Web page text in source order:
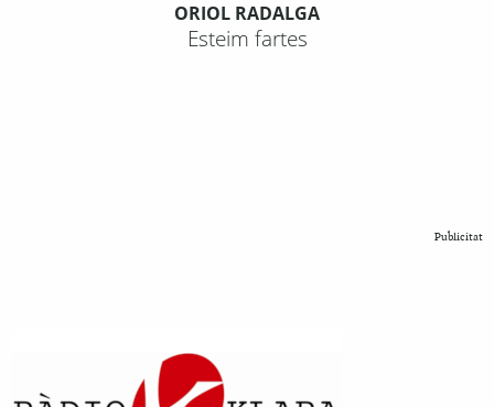
ORIOL RADALGA
Esteim fartes
Publicitat